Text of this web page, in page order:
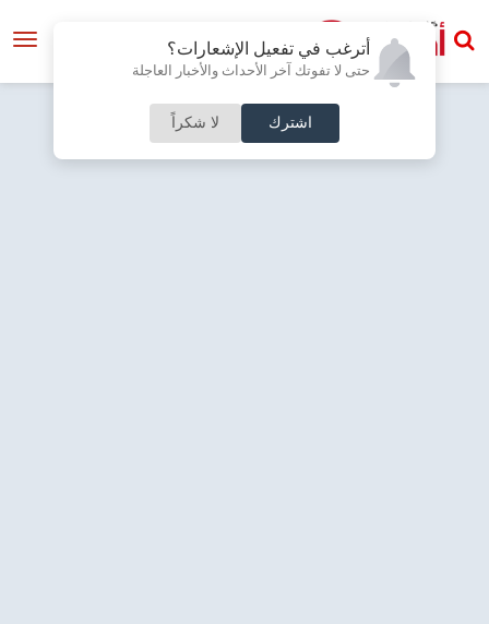
أترغب في تفعيل الإشعارات؟
حتى لا تفوتك آخر الأحداث والأخبار العاجلة
اشترك لا شكراً